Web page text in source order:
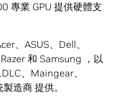
專業 GPU 提供硬體支
、ASUS、Dell、
和 Samsung ，以
、Maingear、
造商 提供。